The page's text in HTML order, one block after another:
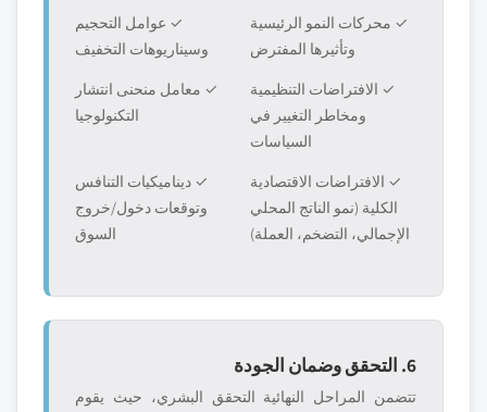
✓ محركات النمو الرئيسية
وتأثيرها المفترض
✓ عوامل التحجيم
وسيناريوهات التخفيف
✓ الافتراضات التنظيمية
ومخاطر التغيير في
السياسات
✓ معامل منحنى انتشار
التكنولوجيا
✓ الافتراضات الاقتصادية
الكلية (نمو الناتج المحلي
الإجمالي، التضخم، العملة)
✓ ديناميكيات التنافس
وتوقعات دخول/خروج
السوق
6. التحقق وضمان الجودة
تتضمن المراحل النهائية التحقق البشري، حيث يقوم